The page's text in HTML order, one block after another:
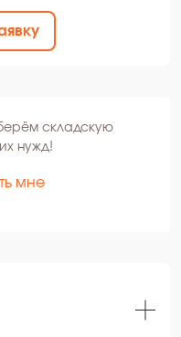
складскую
нужд!
мне